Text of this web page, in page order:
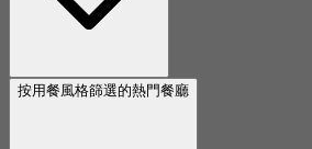
按用餐風格篩選的熱門餐廳